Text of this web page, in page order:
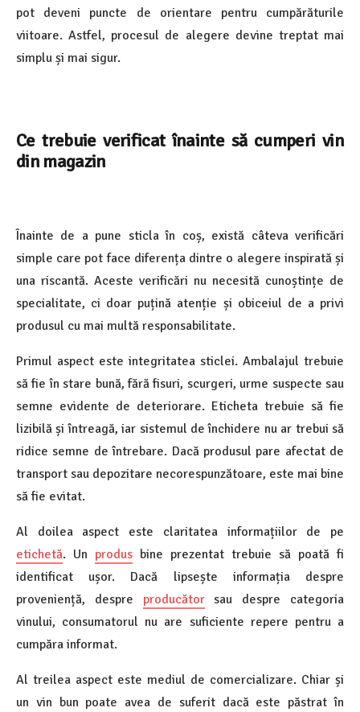
pot deveni puncte de orientare pentru cumpărăturile
viitoare. Astfel, procesul de alegere devine treptat mai
simplu și mai sigur.
Ce trebuie verificat înainte să cumperi vin
din magazin
Înainte de a pune sticla în coș, există câteva verificări
simple care pot face diferența dintre o alegere inspirată și
una riscantă. Aceste verificări nu necesită cunoștințe de
specialitate, ci doar puțină atenție și obiceiul de a privi
produsul cu mai multă responsabilitate.
Primul aspect este integritatea sticlei. Ambalajul trebuie
să fie în stare bună, fără fisuri, scurgeri, urme suspecte sau
semne evidente de deteriorare. Eticheta trebuie să fie
lizibilă și întreagă, iar sistemul de închidere nu ar trebui să
ridice semne de întrebare. Dacă produsul pare afectat de
transport sau depozitare necorespunzătoare, este mai bine
să fie evitat.
Al doilea aspect este claritatea informațiilor de pe
etichetă. Un produs bine prezentat trebuie să poată fi
identificat ușor. Dacă lipsește informația despre
proveniență, despre producătorsau despre categoria
vinului, consumatorul nu are suficiente repere pentru a
cumpăra informat.
Al treilea aspect este mediul de comercializare. Chiar și
un vin bun poate avea de suferit dacă este păstrat în